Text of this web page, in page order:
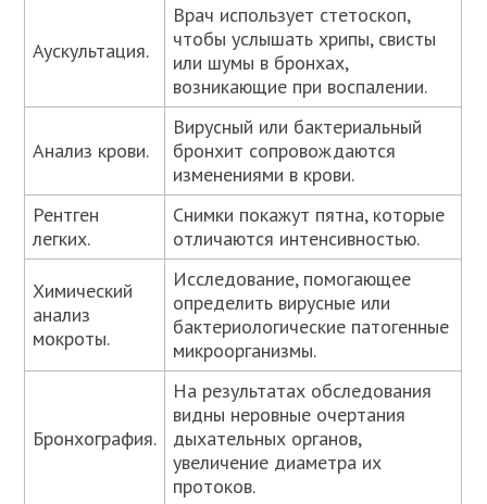
Аускультация.
Врач использует стетоскоп,
чтобы услышать хрипы, свисты
или шумы в бронхах,
возникающие при воспалении.
Анализ крови.
Вирусный или бактериальный
бронхит сопровождаются
изменениями в крови.
Рентген
легких.
Снимки покажут пятна, которые
отличаются интенсивностью.
Химический
анализ
мокроты.
Исследование, помогающее
определить вирусные или
бактериологические патогенные
микроорганизмы.
Бронхография.
На результатах обследования
видны неровные очертания
дыхательных органов,
увеличение диаметра их
протоков.